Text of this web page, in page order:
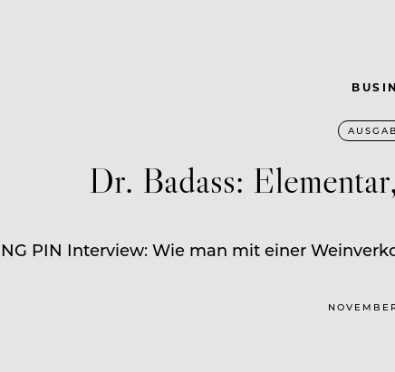
Dr. Badass:
PIN Interview: Wie man mit einer